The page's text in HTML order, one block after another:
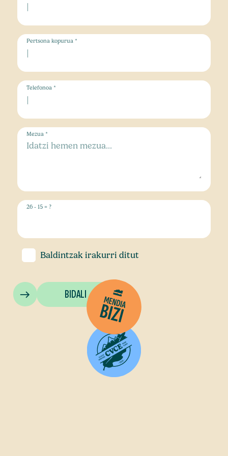
Pertsona kopurua *
Telefonoa *
Mezua *
26 - 15 = ?
Baldintzakirakurri ditut
BIDALI